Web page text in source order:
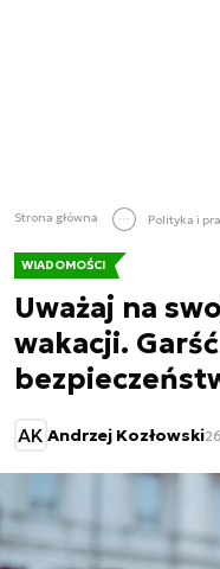
Strona główna Polityka i
WIADOMOŚCI
Uważaj na
wakacji.
AK Andrzej Kozłowski